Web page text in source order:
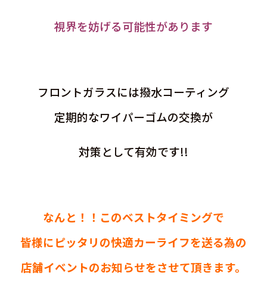
視界を妨げる可能性があります
フロントガラスには撥水コーティング
定期的なワイパーゴムの交換が
対策として有効です!!
なんと！！このベストタイミングで
皆様にピッタリの快適カーライフを送る為の
店舗イベントのお知らせをさせて頂きます。